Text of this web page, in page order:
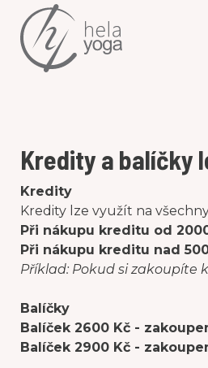
Kredity a balíčky
Kredity
Kredity lze využít na
Při nákupu kreditu od
Při nákupu kreditu nad
Příklad: Pokud si zakoupíte
Balíčky
Balíček 2600 Kč -
Balíček 2900 Kč -